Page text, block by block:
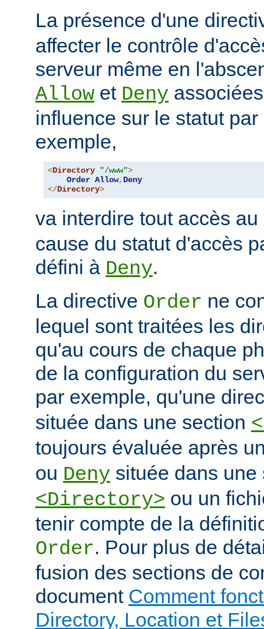
La présence d'une
affecter le contrôle
serveur même en
Allow et Deny
influence sur le statut
exemple,
<Directory "/www">
Order Allow, Deny
</Directory>
va interdire tout accès
cause du statut d'accès
défini à Deny.
La directive Order ne
lequel sont traitées les
qu'au cours de chaque
de la configuration du
par exemple, qu'une
située dans une section
toujours évaluée après
ou Deny située dans une
<Directory> ou un
tenir compte de la
Order. Pour plus de
fusion des sections de
document Comment
Directory, Location et